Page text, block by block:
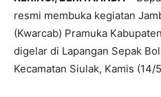
resmi membuka kegiatan
(Kwarcab) Pramuka
digelar di Lapangan Sepak
Kecamatan Siulak, Kamis (14/